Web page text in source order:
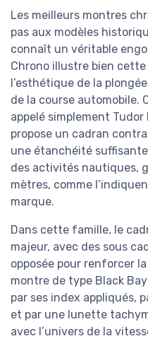
Les meilleurs montres
pas aux modèles
connaît un véritable
Chrono illustre bien
l’esthétique de la
de la course automobile.
appelé simplement Tudor
propose un cadran
une étanchéité
des activités nautiques,
mètres, comme
marque.
Dans cette famille, le
majeur, avec des sous
opposée pour renforcer
montre de type Black
par ses index appliqués,
et par une lunette
avec l’univers de la